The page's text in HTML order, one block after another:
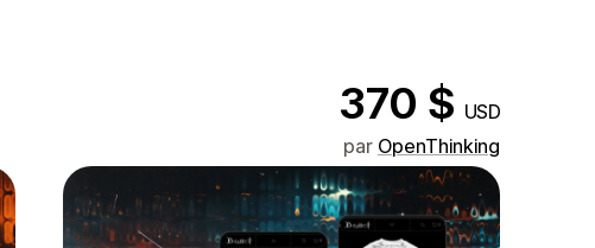
370 $ USD
par OpenThinking